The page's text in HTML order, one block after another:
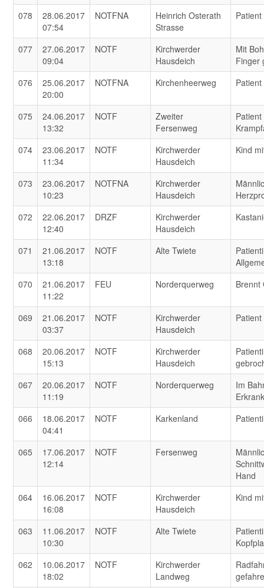
078
28.06.2017
07:54
NOTFNA
Heinrich Osterath
Strasse
077
27.06.2017
09:04
NOTF
Kirchwerder
Hausdeich
Mit
Finger
076
25.06.2017
20:00
NOTFNA Kirchenheerweg
075
24.06.2017
13:32
NOTF
Zweiter
Fersenweg
074
23.06.2017
11:34
NOTF
Kirchwerder
Hausdeich
Kind
073
23.06.2017
10:23
NOTFNA
Kirchwerder
Hausdeich
072
22.06.2017
12:40
DRZF
Kirchwerder
Hausdeich
071
21.06.2017
13:18
NOTF Alte Twiete
070
21.06.2017
11:22
FEU Norderquerweg Brennt
069
21.06.2017
03:37
NOTF
Kirchwerder
Hausdeich
068
20.06.2017
15:13
NOTF
Kirchwerder
Hausdeich
067
20.06.2017
11:19
NOTF Norderquerweg
Im
066
18.06.2017
04:41
NOTF Karkenland
065
17.06.2017
12:14
NOTF Fersenweg
Hand
064
16.06.2017
16:08
NOTF
Kirchwerder
Hausdeich
Kind
063
11.06.2017
10:30
NOTF Alte Twiete
062
10.06.2017
18:02
NOTF
Kirchwerder
Landweg